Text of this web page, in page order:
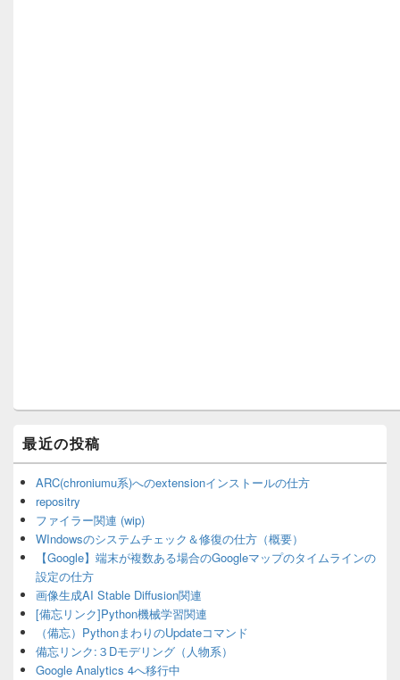
最近の投稿
ARC(chroniumu系)へのextensionインストールの仕方
repositry
ファイラー関連 (wip)
WIndowsのシステムチェック＆修復の仕方（概要）
【Google】端末が複数ある場合のGoogleマップのタイムラインの
設定の仕方
画像生成AI Stable Diffusion関連
[備忘リンク]Python機械学習関連
（備忘）PythonまわりのUpdateコマンド
備忘リンク:３Dモデリング（人物系）
Google Analytics 4へ移行中